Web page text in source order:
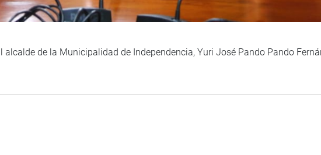
alcalde de la Municipalidad de Independencia, Yuri José Pando Pando